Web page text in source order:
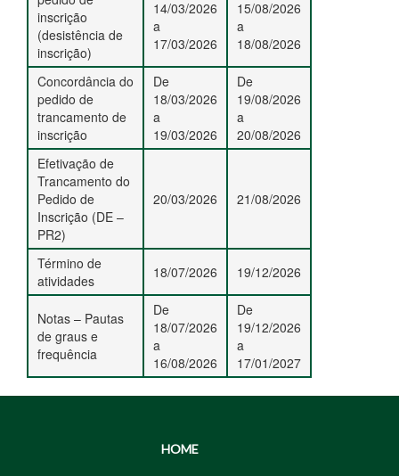
inscrição
(desistência de
inscrição)
14/03/2026
a
17/03/2026
15/08/2026
a
18/08/2026
Concordância do
pedido de
trancamento de
inscrição
De
18/03/2026
a
19/03/2026
De
19/08/2026
a
20/08/2026
Efetivação de
Trancamento do
Pedido de
Inscrição (DE –
PR2)
20/03/2026 21/08/2026
Término de
atividades
18/07/2026 19/12/2026
Notas – Pautas
de graus e
frequência
De
18/07/2026
a
16/08/2026
De
19/12/2026
a
17/01/2027
HOME